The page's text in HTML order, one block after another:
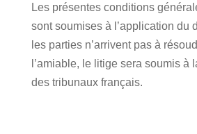
Les présentes conditions
sont soumises à l’application du
les parties n’arrivent pas à
l’amiable, le litige sera soumis à
des tribunaux français.